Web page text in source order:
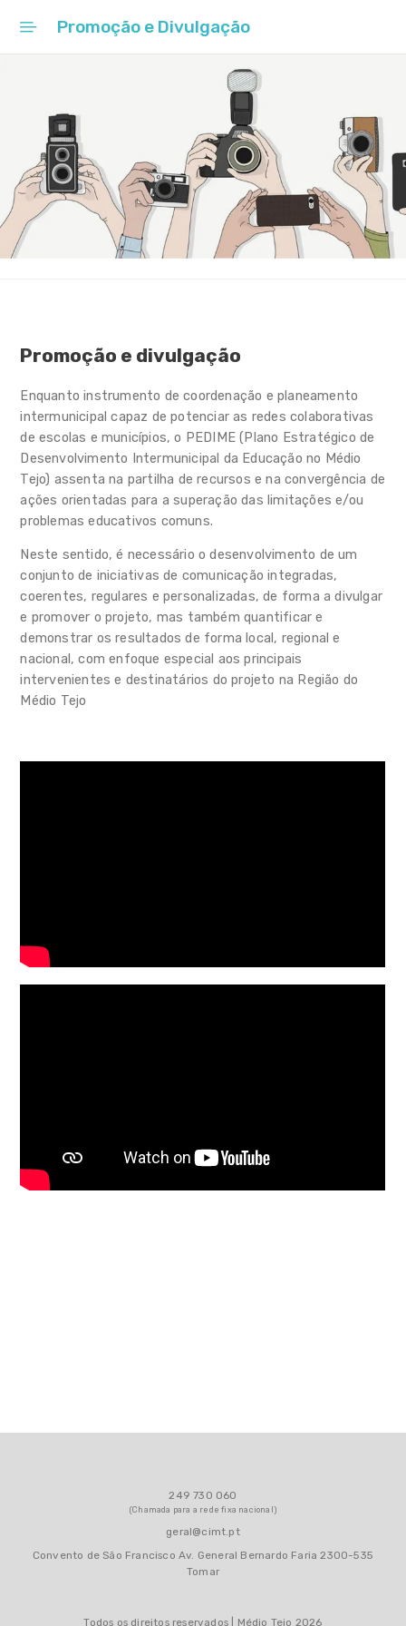
Educação de Excelência
Visão
Enquadramento
intermunicipal
Monitorização e Avaliação
Promoção e Divulgação
OIE
Em Números
Rede Escolar
EDUCA+
Recursos
Notícias
Promoção e Divulgação
Promoção e divulgação
Enquanto instrumento de coordenação e planeamento
intermunicipal capaz de potenciar as redes colaborativas
de escolas e municípios, o PEDIME (Plano Estratégico de
Desenvolvimento Intermunicipal da Educação no Médio
Tejo) assenta na partilha de recursos e na convergência de
ações orientadas para a superação das limitações e/ou
problemas educativos comuns.
Neste sentido, é necessário o desenvolvimento de um
conjunto de iniciativas de comunicação integradas,
coerentes, regulares e personalizadas, de forma a divulgar
e promover o projeto, mas também quantificar e
demonstrar os resultados de forma local, regional e
nacional, com enfoque especial aos principais
intervenientes e destinatários do projeto na Região do
Médio Tejo
249 730 060
(Chamada para a rede fixa nacional)
geral@cimt.pt
Convento de São Francisco Av. General Bernardo Faria 2300-535
Tomar
Todos os direitos reservados | Médio Tejo 2026